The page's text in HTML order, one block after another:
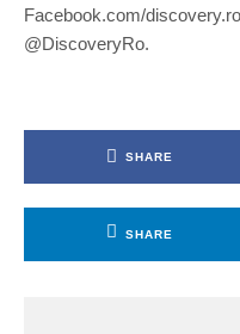
Facebook.com/
@DiscoveryRo.
SHARE
SHARE